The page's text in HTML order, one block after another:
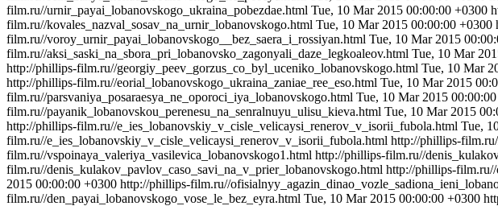
film.ru//urnir_payai_lobanovskogo_ukraina_pobezdae.html Tue, 10 Mar 2015 00:00:00 +0300
film.ru//kovales_nazval_sosav_na_urnir_lobanovskogo.html Tue, 10 Mar 2015 00:00:00 +0300
film.ru//voroy_urnir_payai_lobanovskogo__bez_saera_i_rossiyan.html Tue, 10 Mar 2015
film.ru//aksi_saski_na_sbora_pri_lobanovsko_zagonyali_daze_legkoaleov.html Tue, 10 Mar
http://phillips-film.ru//georgiy_peev_gorzus_co_byl_uceniko_lobanovskogo.html Tue, 10 Mar
http://phillips-film.ru//eorial_lobanovskogo_ukraina_zaniae_ree_eso.html Tue, 10 Mar 2015
film.ru//parsvaniya_posaraesya_ne_oporoci_iya_lobanovskogo.html Tue, 10 Mar 2015
film.ru//payanik_lobanovskou_perenesu_na_senralnuyu_ulisu_kieva.html Tue, 10 Mar 2015
http://phillips-film.ru//e_ies_lobanovskiy_v_cisle_velicaysi_renerov_v_isorii_fubola.html Tue,
film.ru//e_ies_lobanovskiy_v_cisle_velicaysi_renerov_v_isorii_fubola.html http://phillips-
film.ru//vspoinaya_valeriya_vasilevica_lobanovskogo1.html http://phillips-film.ru//
film.ru//denis_kulakov_pavlov_caso_savi_na_v_prier_lobanovskogo.html http://phillips-film.ru//
2015 00:00:00 +0300 http://phillips-film.ru//
film.ru//den_payai_lobanovskogo_vose_le_bez_eyra.html Tue, 10 Mar 2015 00:00:00 +0300